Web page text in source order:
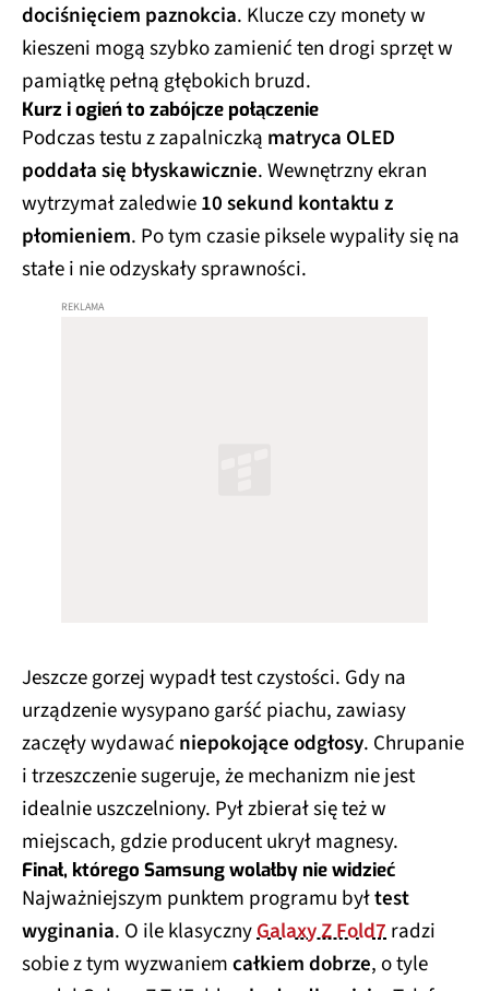
dociśnięciem paznokcia. Klucze czy monety w
kieszeni mogą szybko zamienić ten drogi sprzęt w
pamiątkę pełną głębokich bruzd.
Kurz i ogień to zabójcze połączenie
Podczas testu z zapalniczką matryca OLED
poddała się błyskawicznie. Wewnętrzny ekran
wytrzymał zaledwie10 sekund kontaktu z
płomieniem. Po tym czasie piksele wypaliły się na
stałe i nie odzyskały sprawności.
Jeszcze gorzej wypadł test czystości. Gdy na
urządzenie wysypano garść piachu, zawiasy
zaczęły wydawać niepokojące odgłosy. Chrupanie
i trzeszczenie sugeruje, że mechanizm nie jest
idealnie uszczelniony. Pył zbierał się też w
miejscach, gdzie producent ukrył magnesy.
Finał, którego Samsung wolałby nie widzieć
Najważniejszym punktem programu byłtest
wyginania. O ile klasycznyGalaxy Z Fold7radzi
sobie z tym wyzwaniemcałkiem dobrze, o tyle